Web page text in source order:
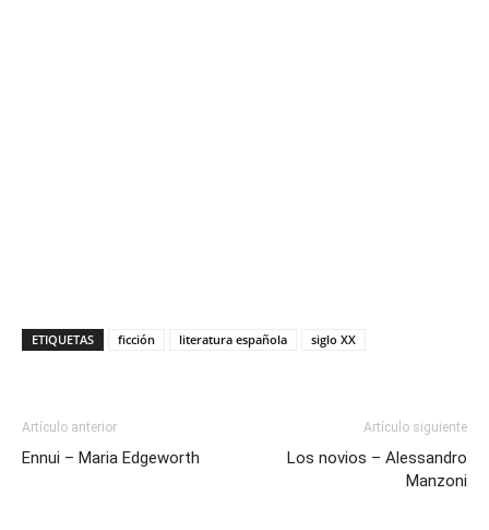
ETIQUETAS ficción literatura española siglo XX
Artículo anterior
Ennui – Maria Edgeworth
Artículo siguiente
Los novios – Alessandro
Manzoni